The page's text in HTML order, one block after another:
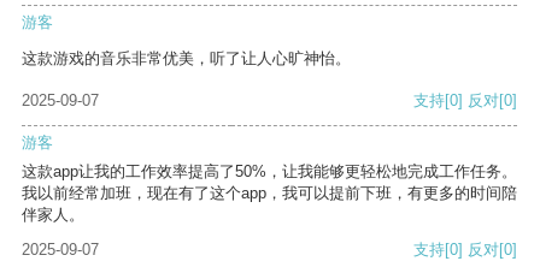
游客
这款游戏的音乐非常优美，听了让人心旷神怡。
2025-09-07 支持[0] 反对[0]
游客
这款app让我的工作效率提高了50%，让我能够更轻松地完成工作任务。
我以前经常加班，现在有了这个app，我可以提前下班，有更多的时间陪
伴家人。
2025-09-07
支持[0] 反对[0]